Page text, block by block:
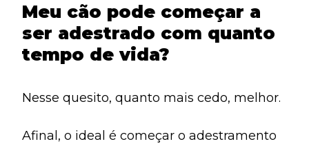
Meu cão pode começar a
ser adestrado com quanto
tempo de vida?
Nesse quesito, quanto mais cedo, melhor.
Afinal, o ideal é começar o adestramento